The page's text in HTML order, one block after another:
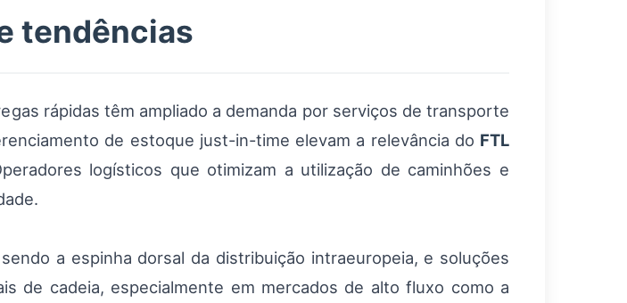
tendências
rápidas têm ampliado a demanda por serviços de transporte
de estoque just-in-time elevam a relevância do FTL
logísticos que otimizam a utilização de caminhões e
a espinha dorsal da distribuição intraeuropeia, e soluções
de cadeia, especialmente em mercados de alto fluxo como a